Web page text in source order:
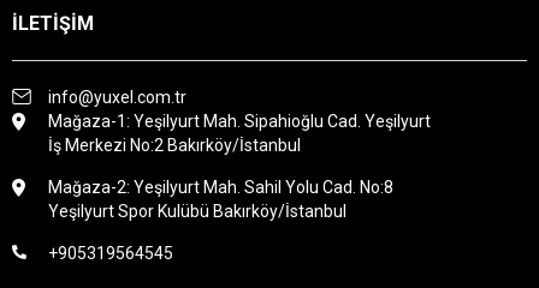
İLETİŞİM
info@yuxel.com.tr
Mağaza-1: Yeşilyurt Mah. Sipahioğlu Cad. Yeşilyurt
İş Merkezi No:2 Bakırköy/İstanbul
Mağaza-2: Yeşilyurt Mah. Sahil Yolu Cad. No:8
Yeşilyurt Spor Kulübü Bakırköy/İstanbul
+905319564545